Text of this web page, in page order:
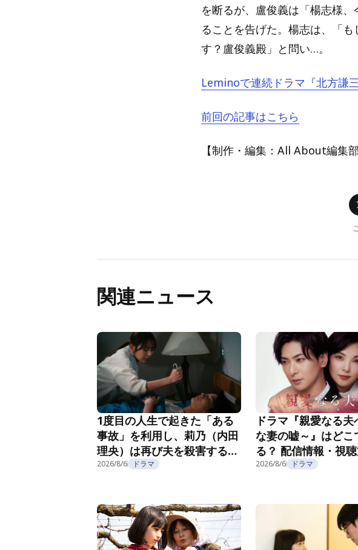
を断るが、盧俊義は「楊志様
ることを告げた。楊志は、「
す？盧俊義殿」と問い…。
Leminoで連続ドラマ『北方謙
前回の記事はこちら
【制作・編集：All About編集部
関連ニュース
1度目の人生で起きた「ある
事故」を利用し、莉乃（内田
理央）は再び夫を殺害する
『夫を殺したはずなのに』第
2026/8/6 ドラマ
ドラマ『親愛なる
な妻の嘘～』はどこ
る？ 配信情報・視
紹介
2026/8/6 ドラマ